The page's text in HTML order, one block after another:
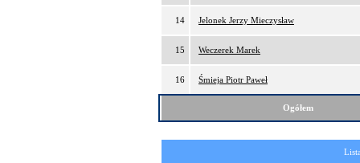
14 Jelonek Jerzy Mieczysław
15 Weczerek Marek
16 Śmieja Piotr Paweł
Ogółem